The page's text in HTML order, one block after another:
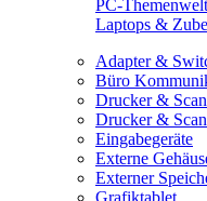
PC-
Laptops &
Adapter &
Büro
Drucker &
Drucker &
Eingabegeräte
Externe
Externer
Grafiktablet